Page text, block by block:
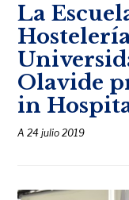
La
Olavide
in
A24 julio 2019